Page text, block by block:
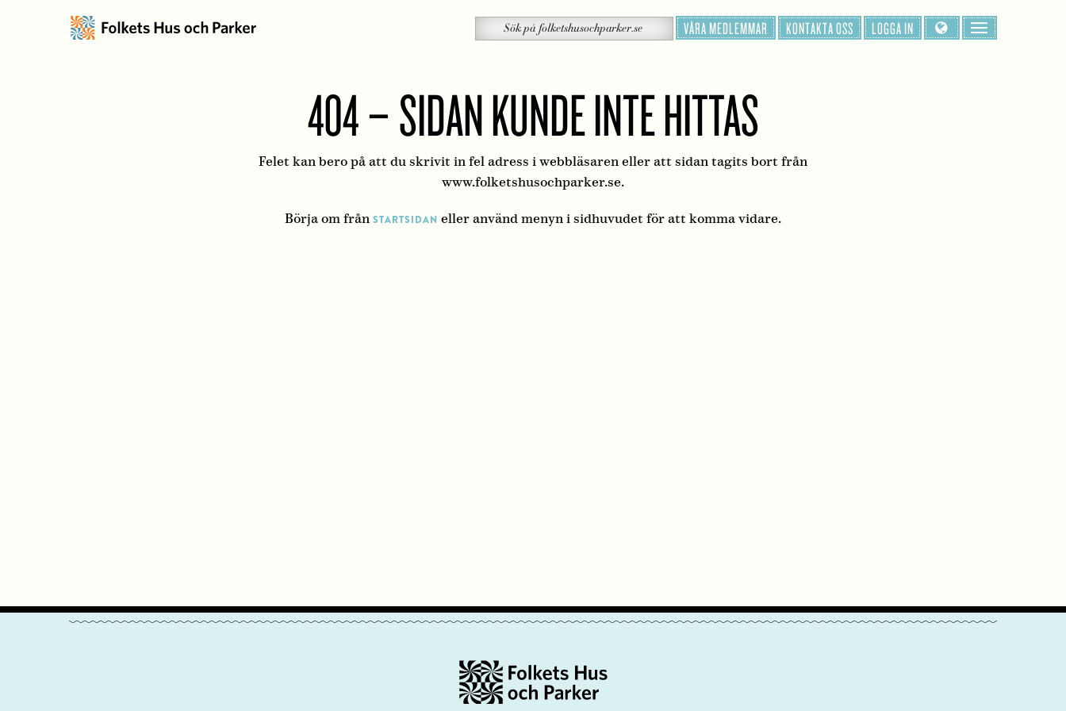
på
Sök VÅRA MEDLEMMAR KONTAKTA OSS LOGGA IN
404 – SIDAN KUNDE INTE HITTAS
Felet kan bero på att du skrivit in fel adress i webbläsaren eller att sidan tagits bort från
www.folketshusochparker.se.
Börja om från STARTSIDAN eller använd menyn i sidhuvudet för att komma vidare.